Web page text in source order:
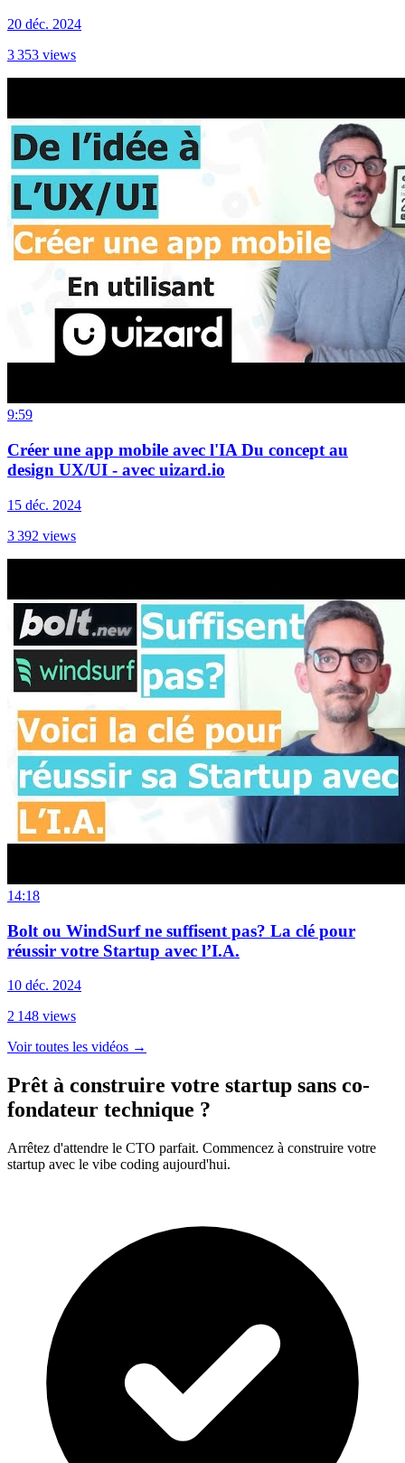
20 déc. 2024
3 353 views
9:59
Créer une app mobile avec l'IA Du concept au
design UX/UI - avec uizard.io
15 déc. 2024
3 392 views
14:18
Bolt ou WindSurf ne suffisent pas? La clé pour
réussir votre Startup avec l’I.A.
10 déc. 2024
2 148 views
Voir toutes les vidéos →
Prêt à construire votre startup sans co-
fondateur technique ?
Arrêtez d'attendre le CTO parfait. Commencez à construire votre
startup avec le vibe coding aujourd'hui.